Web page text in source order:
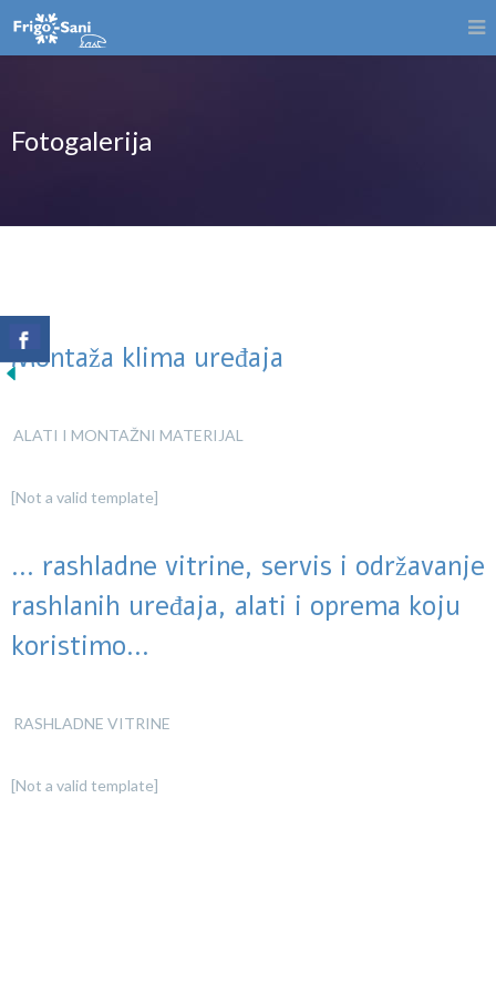
Fotogalerija
Montaža klima uređaja
ALATI I MONTAŽNI MATERIJAL
[Not a valid template]
... rashladne vitrine, servis i održavanje
rashlanih uređaja, alati i oprema koju
koristimo...
RASHLADNE VITRINE
[Not a valid template]